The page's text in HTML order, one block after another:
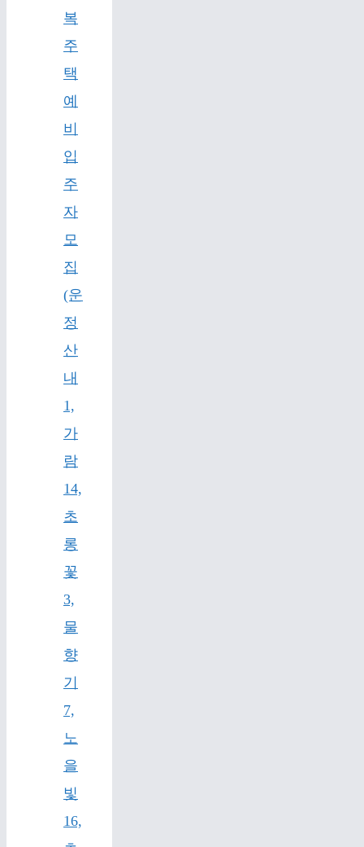
복
주
택
예
비
입
주
자
모
집
(운
정
산
내
1,
가
람
14,
초
롱
꽃
3,
물
향
기
7,
노
을
빛
16,